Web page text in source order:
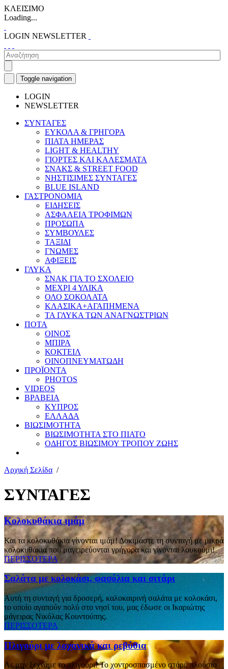
ΚΛΕΙΣΙΜΟ
Loading...
LOGIN NEWSLETTER
Toggle navigation
LOGIN
NEWSLETTER
ΣΥΝΤΑΓΕΣ
ΕΥΚΟΛΑ & ΓΡΗΓΟΡΑ
ΠΙΑΤΑ ΗΜΕΡΑΣ
LIGHT & HEALTHY
ΓΙΟΡΤΕΣ ΚΑΙ ΚΑΛΕΣΜΑΤΑ
ΣΝΑΚΣ & STREET FOOD
ΝΗΣΤΙΣΙΜΕΣ ΣΥΝΤΑΓΕΣ
BLUE ISLAND
ΓΑΣΤΡΟΝΟΜΙΑ
ΕΙΔΗΣΕΙΣ
ΑΣΦΑΛΕΙΑ ΤΡΟΦΙΜΩΝ
ΠΡΟΣΩΠΑ
ΣΥΜΒΟΥΛΕΣ
ΤΑΞΙΔΙ
ΓΝΩΜΕΣ
ΑΦΙΞΕΙΣ
ΓΛΥΚΑ
ΣΝΑΚ ΓΙΑ ΤΟ ΣΧΟΛΕΙΟ
ΜΕΧΡΙ 4 ΥΛΙΚΑ
ΟΛΟ ΣΟΚΟΛΑΤΑ
ΚΛΑΣΙΚΑ+ΑΓΑΠΗΜΕΝΑ
ΤΑ ΓΛΥΚΑ ΤΩΝ ΑΝΑΓΝΩΣΤΡΙΩΝ
ΠΟΤΑ
ΟΙΝΟΣ
ΜΠΙΡΑ
ΚΟΚΤΕΙΛ
ΟΙΝΟΠΝΕΥΜΑΤΩΔΗ
ΠΡΟΪΟΝΤΑ
PHOTOS
VIDEOS
ΒΡΑΒΕΙΑ
ΚΥΠΡΟΣ
ΕΛΛΑΔΑ
ΒΙΩΣΙΜΟΤΗΤΑ
ΒΙΩΣΙΜΟΤΗΤΑ ΣΤΟ ΠΙΑΤΟ
ΟΔΗΓΟΣ ΒΙΩΣΙΜΟΥ ΤΡΟΠΟΥ ΖΩΗΣ
Αρχική Σελίδα /
ΣΥΝΤΑΓΕΣ
Κολοκυθάκια ιμάμ
Και τα κολοκυθάκια γίνονται ιμάμ! Δοκιμάστε τη συνταγή με μικρά
κολοκυθάκια που μαγειρεύονται γρήγορα και γίνονται λουκούμι!
ΠΕΡΙΣΣΟΤΕΡΑ
Σαλάτα με κολοκάσι, φασόλια και σιτάρι
Αυτή τη συνταγή για δροσερή, καλοκαιρινή σαλάτα με κολοκάσι,
το οποίο αγαπούν πολύ στο νησί του, μας έδωσε οι Ικαριώτης
μάγειρας Νικόλας Κουντούπης.
ΠΕΡΙΣΣΟΤΕΡΑ
Πλιγούρι με λαχανικά και ρεβύθια
Ας μην ξεχνάμε το πλιγούρι! To χοντροσπασμένο στάρι, πλούσιο